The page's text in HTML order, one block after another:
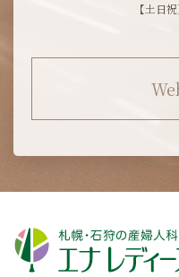
【土日